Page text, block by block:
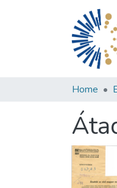
Home